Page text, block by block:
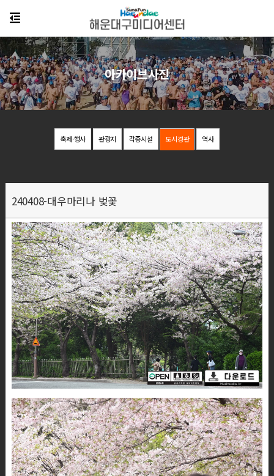
축제·행사 관광지 각종시설 도시경관 역사
아카이브사진
240408-대우마리나 벚꽃